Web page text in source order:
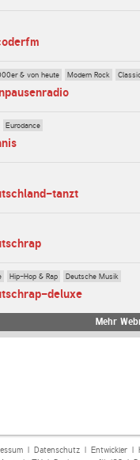
& von heute Modern Rock
Eurodance
tanzt
Hip-Hop & Rap Deutsche Musik
deluxe
Mehr
| Datenschutz| Entwickler|